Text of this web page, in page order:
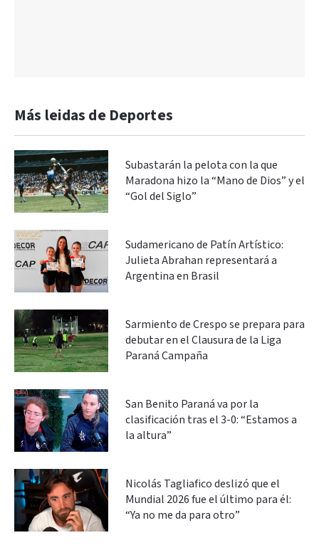
Más leidas de Deportes
Subastarán la pelota con la que
Maradona hizo la “Mano de Dios” y el
“Gol del Siglo”
Sudamericano de Patín Artístico:
Julieta Abrahan representará a
Argentina en Brasil
Sarmiento de Crespo se prepara para
debutar en el Clausura de la Liga
Paraná Campaña
San Benito Paraná va por la
clasificación tras el 3-0: “Estamos a
la altura”
Nicolás Tagliafico deslizó que el
Mundial 2026 fue el último para él:
“Ya no me da para otro”